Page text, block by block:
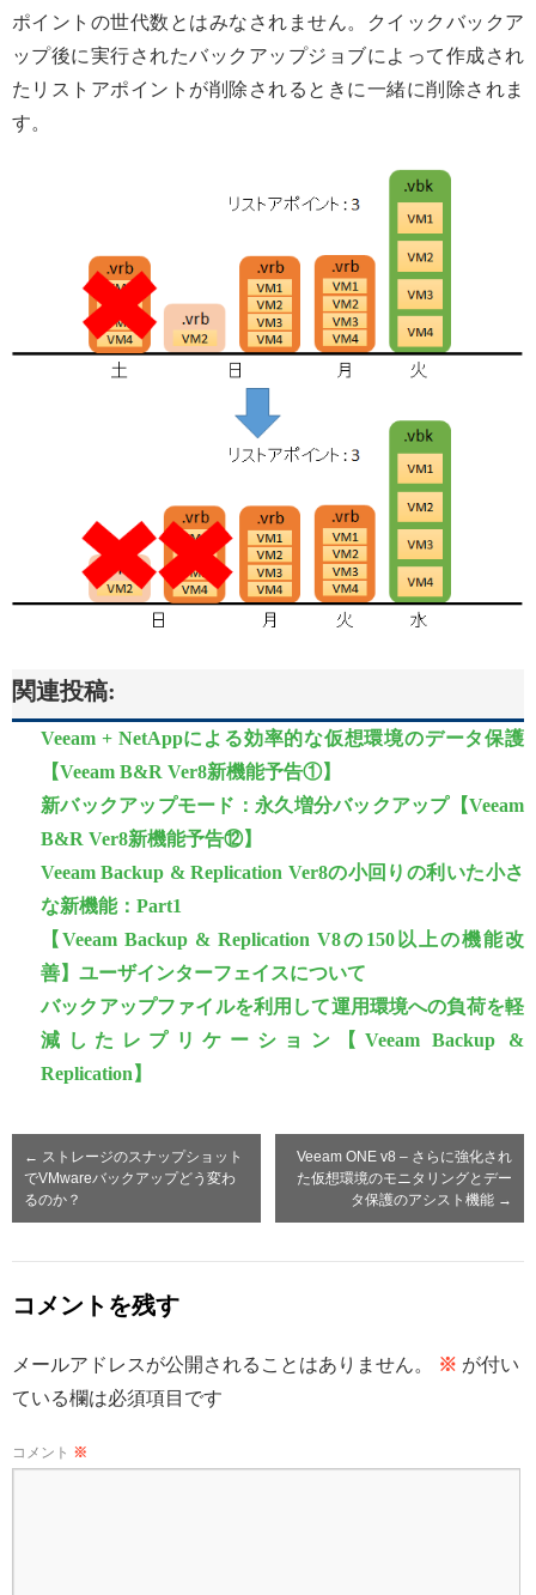
ポイントの世代数とはみなされません。クイックバックア
ップ後に実行されたバックアップジョブによって作成され
たリストアポイントが削除されるときに一緒に削除されま
す。
関連投稿:
Veeam + NetAppによる効率的な仮想環境のデータ保護
【Veeam B&R Ver8新機能予告①】
新バックアップモード：永久増分バックアップ【Veeam
B&R Ver8新機能予告⑫】
Veeam Backup & Replication Ver8の小回りの利いた小さ
な新機能：Part1
【Veeam Backup & Replication V8の150以上の機能改
善】ユーザインターフェイスについて
バックアップファイルを利用して運用環境への負荷を軽
減したレプリケーション【Veeam Backup &
Replication】
← ストレージのスナップショット
でVMwareバックアップどう変わ
るのか？
Veeam ONE v8 – さらに強化され
た仮想環境のモニタリングとデー
タ保護のアシスト機能 →
コメントを残す
メールアドレスが公開されることはありません。 ※ が付い
ている欄は必須項目です
コメント ※